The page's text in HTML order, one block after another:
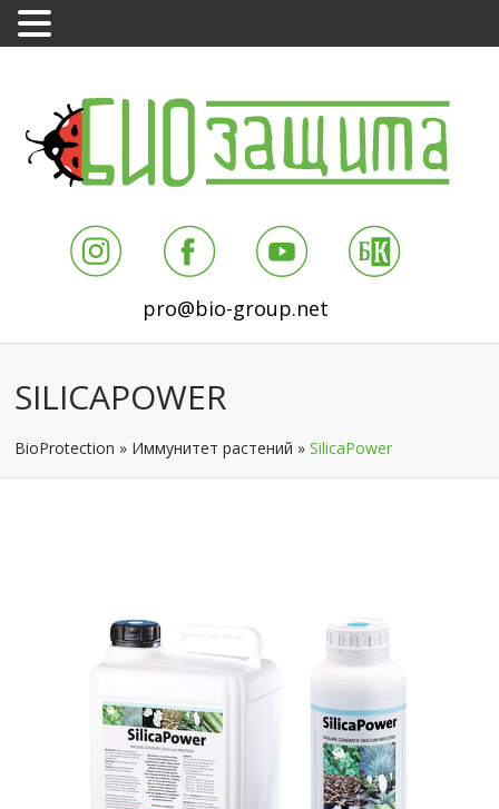
pro@bio-group.net
SILICAPOWER
BioProtection » Иммунитет растений »SilicaPower